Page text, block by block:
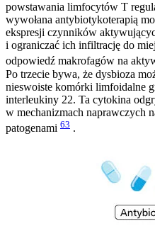
powstawania limfocytów T
wywołana antybiotykoterapią
ekspresji czynników
i ograniczać ich infiltrację do
odpowiedź makrofagów na
Po trzecie bywa, że dysbioza
nieswoiste komórki limfoidalne
interleukiny 22. Ta cytokina
w mechanizmach naprawczych
patogenami 63 .